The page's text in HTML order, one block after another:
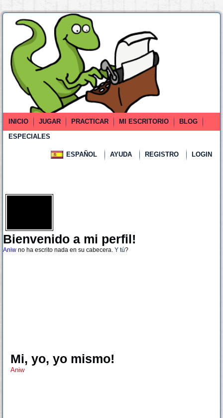
INICIO JUGAR PRACTICAR MI ESCRITORIO
BLOG
ESPECIALES
ESPAÑOL AYUDA REGISTRO LOGIN
Bienvenido a mi perfil!
Aniw no ha escrito nada en su cabecera. Y tú?
Mi, yo, yo mismo!
Aniw